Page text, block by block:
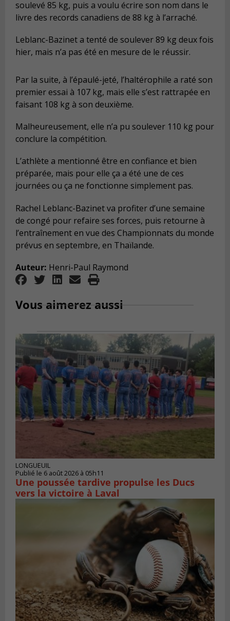
soulevé 85 kg, puis a voulu écrire son nom dans le
livre des records canadiens de 88 kg à l’arraché.
Leblanc-Bazinet a tenté de soulever 89 kg deux fois
hier, mais n’a pas été en mesure de le réussir.
Par la suite, à l’épaulé-jeté, l’haltérophile a raté son
premier essai à 107 kg, mais elle s’est rattrapée en
faisant 108 kg à son deuxième.
Malheureusement, elle n’a pu soulever 110 kg pour
conclure la compétition.
L’athlète a mentionné être en confiance et bien
préparée, mais pour elle ça a été une de ces
journées ou ça ne fonctionne simplement pas.
Rachel Leblanc-Bazinet va profiter d’une semaine
de congé pour refaire ses forces, puis retourne à
l’entraînement en vue des Championnats du monde
prévus en septembre, en Thaïlande.
Auteur: Henri-Paul Raymond
Vous aimerez aussi
LONGUEUIL
Publié le 6 août 2026 à 05h11
Une poussée tardive propulse les Ducs
vers la victoire à Laval